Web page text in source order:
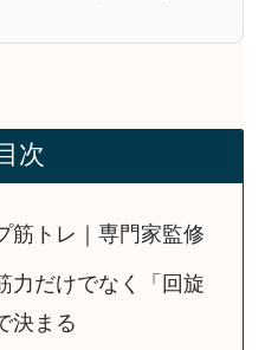
次
筋トレ｜専門家監修
力だけでなく「回旋
決まる